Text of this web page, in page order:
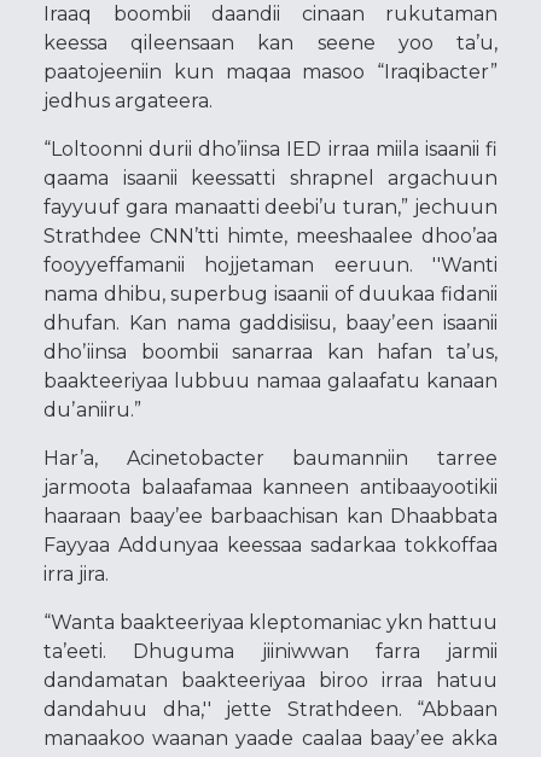
Iraaq boombii daandii cinaan rukutaman
keessa qileensaan kan seene yoo ta’u,
paatojeeniin kun maqaa masoo “Iraqibacter”
jedhus argateera.
“Loltoonni durii dho’iinsa IED irraa miila isaanii fi
qaama isaanii keessatti shrapnel argachuun
fayyuuf gara manaatti deebi’u turan,” jechuun
Strathdee CNN’tti himte, meeshaalee dhoo’aa
fooyyeffamanii hojjetaman eeruun. ''Wanti
nama dhibu, superbug isaanii of duukaa fidanii
dhufan. Kan nama gaddisiisu, baayʼeen isaanii
dhoʼiinsa boombii sanarraa kan hafan taʼus,
baakteeriyaa lubbuu namaa galaafatu kanaan
duʼaniiru.”
Har’a, Acinetobacter baumanniin tarree
jarmoota balaafamaa kanneen antibaayootikii
haaraan baay’ee barbaachisan kan Dhaabbata
Fayyaa Addunyaa keessaa sadarkaa tokkoffaa
irra jira.
“Wanta baakteeriyaa kleptomaniac ykn hattuu
ta’eeti. Dhuguma jiiniwwan farra jarmii
dandamatan baakteeriyaa biroo irraa hatuu
dandahuu dha,'' jette Strathdeen. “Abbaan
manaakoo waanan yaade caalaa baayʼee akka